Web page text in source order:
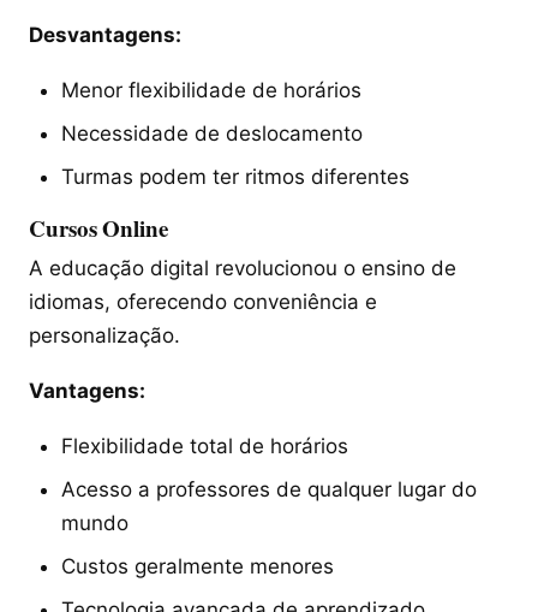
Desvantagens:
Menor flexibilidade de horários
Necessidade de deslocamento
Turmas podem ter ritmos diferentes
Cursos Online
A educação digital revolucionou o ensino de
idiomas, oferecendo conveniência e
personalização.
Vantagens:
Flexibilidade total de horários
Acesso a professores de qualquer lugar do
mundo
Custos geralmente menores